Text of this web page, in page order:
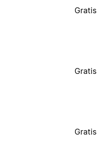
Gratis
Gratis
Gratis